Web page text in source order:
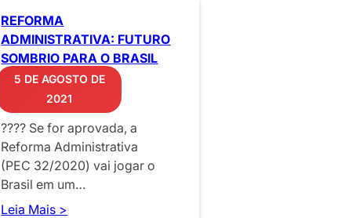
REFORMA
ADMINISTRATIVA: FUTURO
SOMBRIO PARA O BRASIL
5 DE AGOSTO DE
2021
???? Se for aprovada, a
Reforma Administrativa
(PEC 32/2020) vai jogar o
Brasil em um…
Leia Mais >